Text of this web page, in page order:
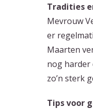
Tradities
Mevrouw
er
Maarten
nog harder
zo’n sterk
Tips voor